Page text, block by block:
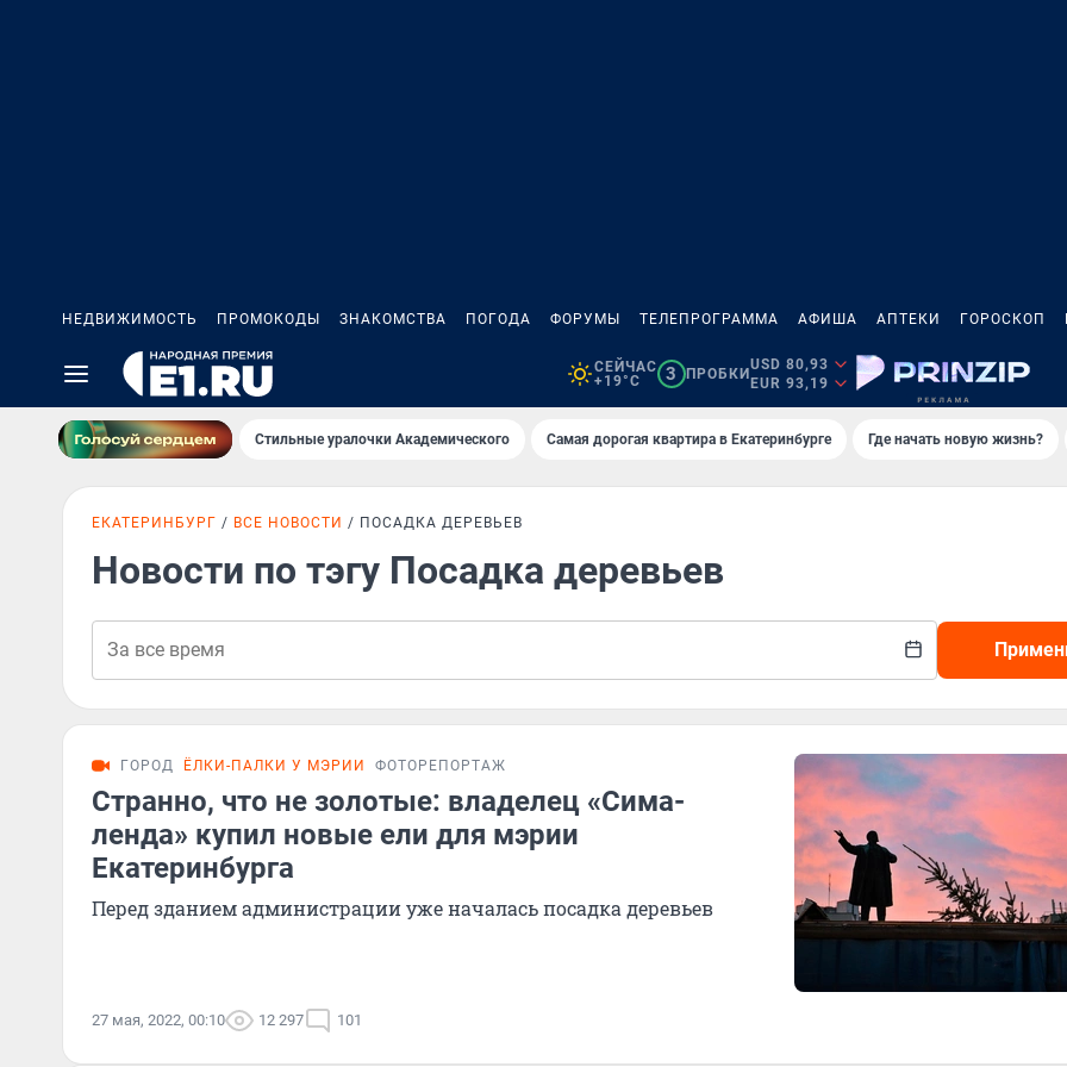
НЕДВИЖИМОСТЬ ПРОМОКОДЫ ЗНАКОМСТВА ПОГОДА ФОРУМЫ ТЕЛЕПРОГРАММА АФИША АПТЕКИ ГОРОСКОП
СЕЙЧАС
+19°C
3 ПРОБКИ
USD 80,93
EUR 93,19
Стильные уралочки Академического Самая дорогая квартира в Екатеринбурге Где начать новую жизнь?
ЕКАТЕРИНБУРГ ВСЕ НОВОСТИ ПОСАДКА ДЕРЕВЬЕВ
Новости по тэгу Посадка деревьев
ГОРОД ЁЛКИ-ПАЛКИ У МЭРИИ ФОТОРЕПОРТАЖ
Странно, что не золотые: владелец «Сима-
ленда» купил новые ели для мэрии
Екатеринбурга
Перед зданием администрации уже началась посадка деревьев
27 мая, 2022, 00:10 12 297 101